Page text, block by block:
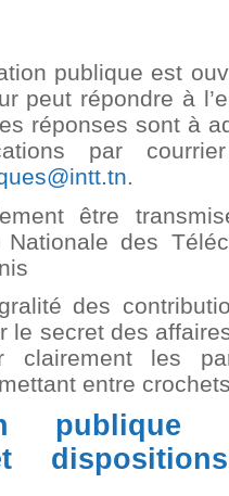
publique est
peut répondre à
réponses sont à
par
.
être
des
des
le secret des
clairement les
entre
publique